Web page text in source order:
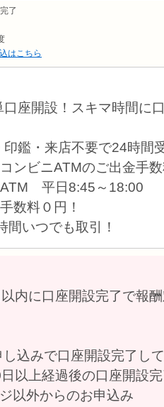
了
はこちら
座開設！スキマ時間に
印鑑・来店不要で24時間
ンビニATMのご出金手
ATM 平日8:45～18:00
数料０円！
間いつでも取引！
内に口座開設完了で報
し込みで口座開設完了し
以上経過後の口座開設
以外からのお申込み